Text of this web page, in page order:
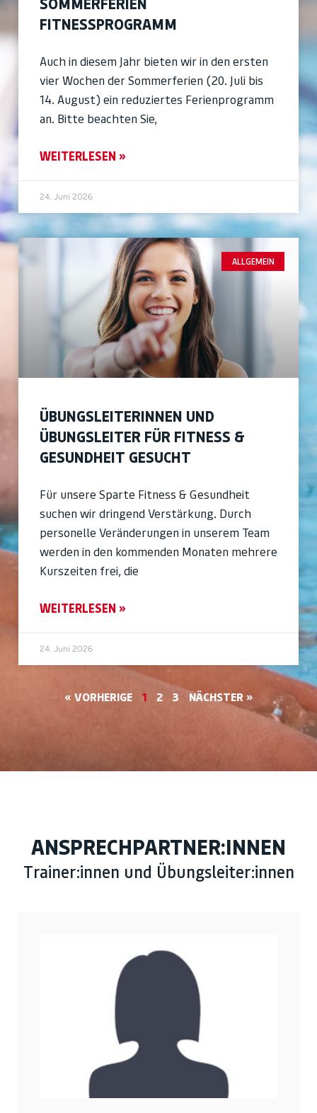
SOMMERFERIEN
FITNESSPROGRAMM
Auch in diesem Jahr bieten wir in den ersten
vier Wochen der Sommerferien (20. Juli bis
14. August) ein reduziertes Ferienprogramm
an. Bitte beachten Sie,
WEITERLESEN »
24. Juni 2026
ALLGEMEIN
ÜBUNGSLEITERINNEN UND
ÜBUNGSLEITER FÜR FITNESS &
GESUNDHEIT GESUCHT
Für unsere Sparte Fitness & Gesundheit
suchen wir dringend Verstärkung. Durch
personelle Veränderungen in unserem Team
werden in den kommenden Monaten mehrere
Kurszeiten frei, die
WEITERLESEN »
24. Juni 2026
« VORHERIGE 1 2 3 NÄCHSTER »
ANSPRECHPARTNER:INNEN
Trainer:innen und Übungsleiter:innen